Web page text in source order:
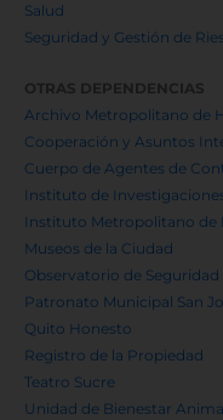
Salud
Seguridad y Gestión de
OTRAS DEPENDENCIAS
Archivo Metropolitano de
Cooperación y Asuntos
Cuerpo de Agentes de
Instituto de
Instituto Metropolitano de
Museos de la Ciudad
Observatorio de Seguridad
Patronato Municipal San
Quito Honesto
Registro de la Propiedad
Teatro Sucre
Unidad de Bienestar